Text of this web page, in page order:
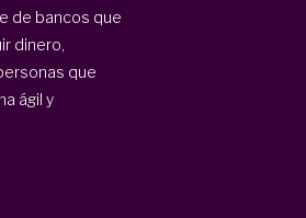
de bancos que
dinero,
que
ágil y